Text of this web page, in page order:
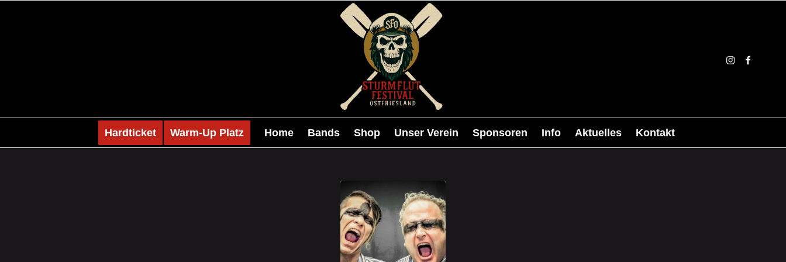
Hardticket Warm-Up Platz Home Bands Shop Unser Verein Sponsoren Info Aktuelles Kontakt